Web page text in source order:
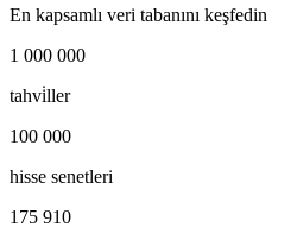
En kapsamlı veri tabanını keşfedin
1 000 000
tahvi̇ller
100 000
hisse senetleri
175 910